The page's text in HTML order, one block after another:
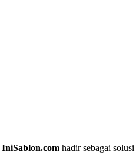
IniSablon.com hadir sebagai solusi